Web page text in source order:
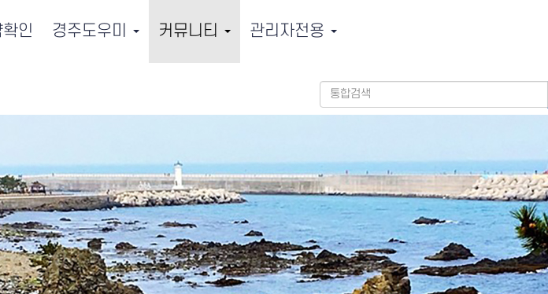
인 경주도우미 커뮤니티 관리자전용